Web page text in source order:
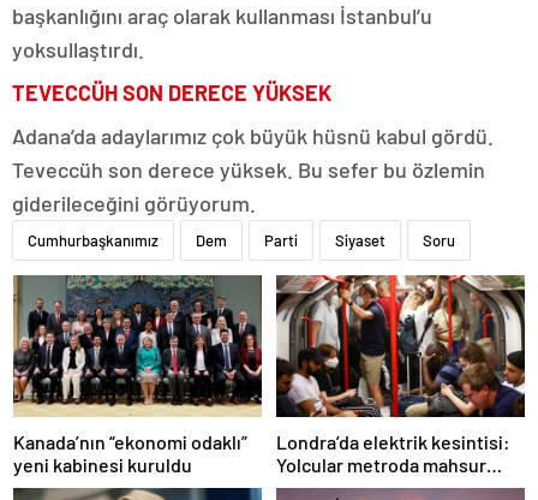
başkanlığını araç olarak kullanması İstanbul’u
yoksullaştırdı.
TEVECCÜH SON DERECE YÜKSEK
Adana’da adaylarımız çok büyük hüsnü kabul gördü.
Teveccüh son derece yüksek. Bu sefer bu özlemin
giderileceğini görüyorum.
Cumhurbaşkanımız Dem Parti Siyaset Soru
Kanada’nın “ekonomi odaklı”
yeni kabinesi kuruldu
Londra’da elektrik kesintisi:
Yolcular metroda mahsur
kaldı